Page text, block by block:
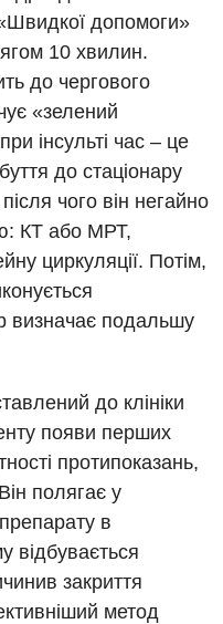
допомоги»
10 хвилин.
до чергового
«зелений
інсульті час – це
до стаціонару
чого він негайно
КТ або МРТ,
циркуляції. Потім,
визначає подальшу
до клініки
появи перших
протипоказань,
полягає у
в
відбувається
закриття
метод